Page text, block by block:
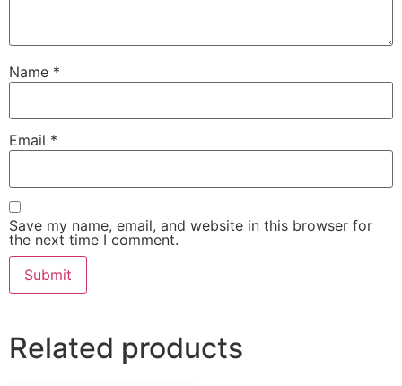
Name *
Email *
Save my name, email, and website in this browser for
the next time I comment.
Related products